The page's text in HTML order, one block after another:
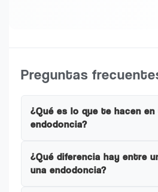
Preguntas
¿Qué es lo que te hacen en
endodoncia?
¿Qué diferencia hay entre
una endodoncia?